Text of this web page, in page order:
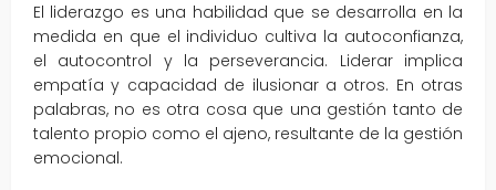
El liderazgo es una habilidad que se desarrolla en la
medida en que el individuo cultiva la autoconfianza,
el autocontrol y la perseverancia. Liderar implica
empatía y capacidad de ilusionar a otros. En otras
palabras, no es otra cosa que una gestión tanto de
talento propio como el ajeno, resultante de la gestión
emocional.